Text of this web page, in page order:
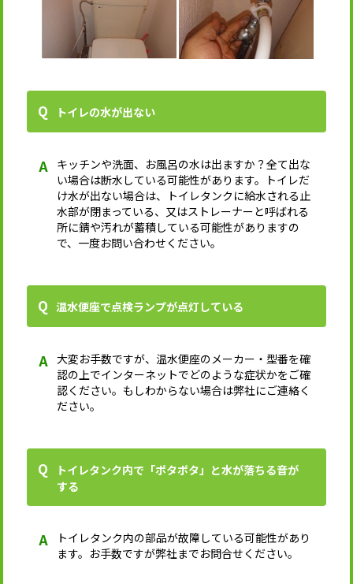
トイレの水が出ない
キッチンや洗面、お風呂の水は出ますか？全て出な
い場合は断水している可能性があります。トイレだ
け水が出ない場合は、トイレタンクに給水される止
水部が閉まっている、又はストレーナーと呼ばれる
所に錆や汚れが蓄積している可能性がありますの
で、一度お問い合わせください。
温水便座で点検ランプが点灯している
大変お手数ですが、温水便座のメーカー・型番を確
認の上でインターネットでどのような症状かをご確
認ください。もしわからない場合は弊社にご連絡く
ださい。
トイレタンク内で「ポタポタ」と水が落ちる音が
する
トイレタンク内の部品が故障している可能性があり
ます。お手数ですが弊社までお問合せください。